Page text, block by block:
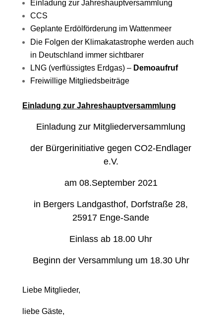
Einladung zur Jahreshauptversammlung
CCS
Geplante Erdölförderung im Wattenmeer
Die Folgen der Klimakatastrophe werden auch
in Deutschland immer sichtbarer
LNG (verflüssigtes Erdgas) – Demoaufruf
Freiwillige Mitgliedsbeiträge
Einladung zur Jahreshauptversammlung
Einladung zur Mitgliederversammlung
der Bürgerinitiative gegen CO2-Endlager
e.V.
am 08.September 2021
in Bergers Landgasthof, Dorfstraße 28,
25917 Enge-Sande
Einlass ab 18.00 Uhr
Beginn der Versammlung um 18.30 Uhr
Liebe Mitglieder,
liebe Gäste,